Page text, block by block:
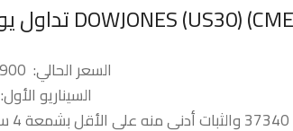
السعر الحالي: 37900
السيناريو الأول: